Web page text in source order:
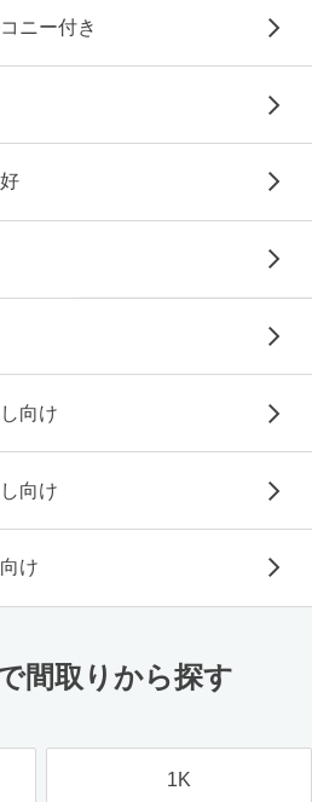
ニー付き
向け
向け
け
間取りから探す
1K